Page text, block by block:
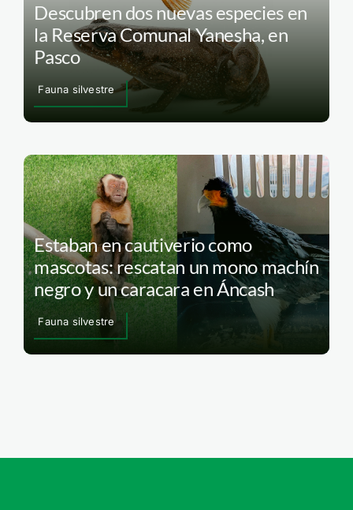
Descubren dos nuevas especies en
la Reserva Comunal Yanesha, en
Pasco
Fauna silvestre
Estaban en cautiverio como
mascotas: rescatan un mono machín
negro y un caracara en Áncash
Fauna silvestre